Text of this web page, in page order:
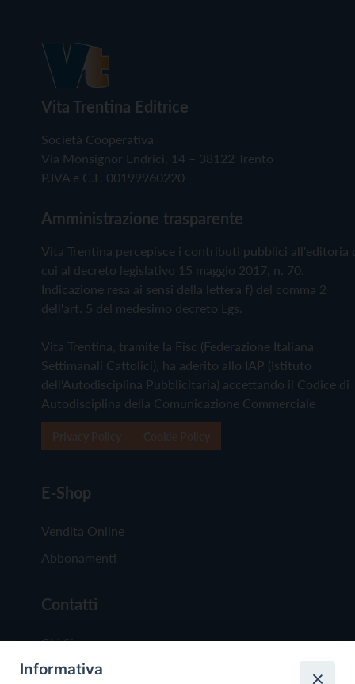
Vita Trentina Editrice
Società Cooperativa
Via Monsignor Endrici, 14 – 38122 Trento
P.IVA e C.F. 00199960220
Amministrazione trasparente
Vita Trentina percepisce i contributi pubblici all'editoria
cui al decreto legislativo 15 maggio 2017, n. 70.
Indicazione resa ai sensi della lettera f) del comma 2
dell'art. 5 del medesimo decreto Lgs.
Vita Trentina, tramite la Fisc (Federazione Italiana
Settimanali Cattolici), ha aderito allo IAP (Istituto
dell'Autodisciplina Pubblicitaria) accettando il Codice di
Autodisciplina della Comunicazione Commerciale
E-Shop
Vendita Online
Abbonamenti
Contatti
Chi Siamo
Redazione
Informativa